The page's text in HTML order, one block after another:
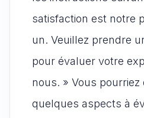
satisfaction est notre
un. Veuillez prendre
pour évaluer votre
nous. » Vous
quelques aspects à